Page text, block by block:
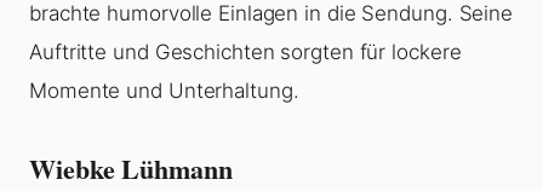
brachte humorvolle Einlagen in die Sendung. Seine
Auftritte und Geschichten sorgten für lockere
Momente und Unterhaltung.
Wiebke Lühmann